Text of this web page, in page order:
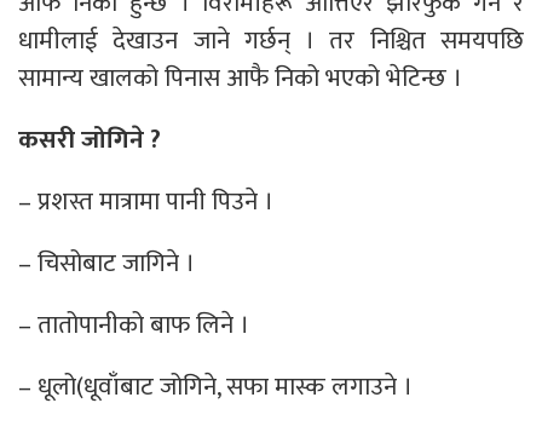
धामीलाई देखाउन जाने गर्छन् । तर निश्चित समयपछि
सामान्य खालको पिनास आफै निको भएको भेटिन्छ ।
कसरी जोगिने ?
– प्रशस्त मात्रामा पानी पिउने ।
– चिसोबाट जागिने ।
– तातोपानीको बाफ लिने ।
– धूलो(धूवाँबाट जोगिने, सफा मास्क लगाउने ।